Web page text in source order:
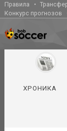
Правила
Конкурс прогнозов
ХРОНИКА